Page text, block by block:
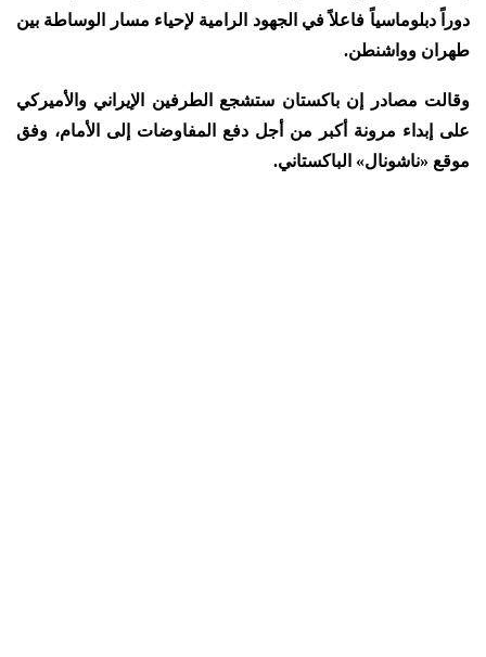
دوراً دبلوماسياً فاعلاً في الجهود الرامية لإحياء مسار الوساطة بين
طهران وواشنطن.
وقالت مصادر إن باكستان ستشجع الطرفين الإيراني والأميركي
على إبداء مرونة أكبر من أجل دفع المفاوضات إلى الأمام، وفق
موقع «ناشونال» الباكستاني.